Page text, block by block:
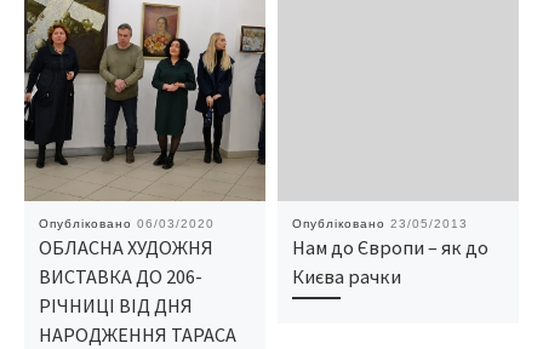
Опубліковано 06/03/2020
ОБЛАСНА ХУДОЖНЯ
ВИСТАВКА ДО 206-
РІЧНИЦІ ВІД ДНЯ
НАРОДЖЕННЯ ТАРАСА
Опубліковано 23/05/2013
Нам до Європи – як до
Києва рачки